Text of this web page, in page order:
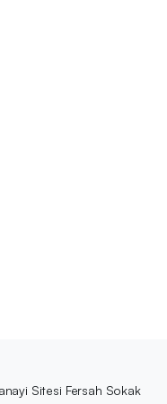
Sitesi Fersah Sokak